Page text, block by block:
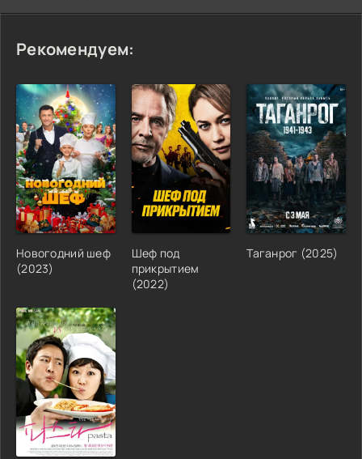
Рекомендуем:
Новогодний шеф
(2023)
Шеф под
прикрытием
(2022)
Таганрог (2025)